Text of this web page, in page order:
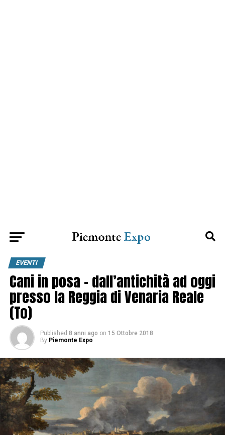
EVENTI
Cani in posa – dall’antichità ad oggi
presso la Reggia di Venaria Reale
(To)
Published 8 anni ago on 15 Ottobre 2018
By Piemonte Expo